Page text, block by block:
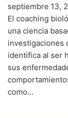
septiembre 13,
El coaching
una ciencia
investigaciones
identifica al ser
sus
como…